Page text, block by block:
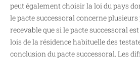
peut également choisir la loi du pays
le pacte successoral concerne
recevable que si le pacte successoral
lois de la résidence habituelle des
conclusion du pacte successoral. Les